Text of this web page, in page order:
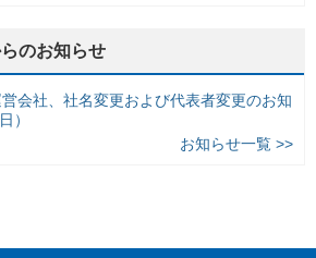
のお知らせ
会社、社名変更および代表者変更のお知
）
お知らせ一覧 >>